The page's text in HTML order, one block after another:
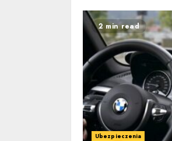
2 min read
Ubezpieczenia